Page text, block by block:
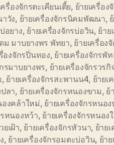
ครื่องจักรตะเคียนเตี้ย, ย้ายเครื่อง
วัง, ย้ายเครื่องจักรนิคมพัฒนา,
อยาง, ย้ายเครื่องจักรบ่อวิน, ย้าย
มาบยางพร พัทยา, ย้ายเครื่อง
องจักรปิ่นทอง, ย้ายเครื่องจักรพั
รมาบยางพร, ย้ายเครื่องจักรวรกิ
, ย้ายเครื่องจักรสะพานน4, ย้ายเ
ลา, ย้ายเครื่องจักรหนองขาม, ย้
องคล้าใหม่, ย้ายเครื่องจักรหนอ
หนองหว้า, ย้ายเครื่องจักรหนอง
ยเฝ้า, ย้ายเครื่องจักรหัวนา, ย้าย
, ย้ายเครื่องจักรอมตะบ่อวิน, ย้า